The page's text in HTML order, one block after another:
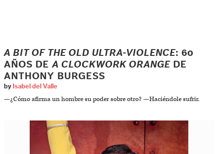
A BIT OF THE OLD ULTRA-VIOLENCE: 60
AÑOS DEA CLOCKWORK ORANGE DE
ANTHONY BURGESS
by Isabel del Valle
—¿Cómo afirma un hombre su poder sobre otro? —Haciéndole sufrir.